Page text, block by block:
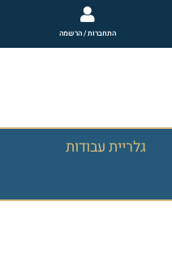
התחברות / הרשמה
גלריית עבודות